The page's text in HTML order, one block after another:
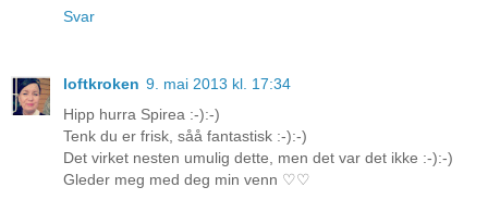
Svar
loftkroken 9. mai 2013 kl. 17:34
Hipp hurra Spirea :-):-)
Tenk du er frisk, såå fantastisk :-):-)
Det virket nesten umulig dette, men det var det ikke :-):-)
Gleder meg med deg min venn ♡♡